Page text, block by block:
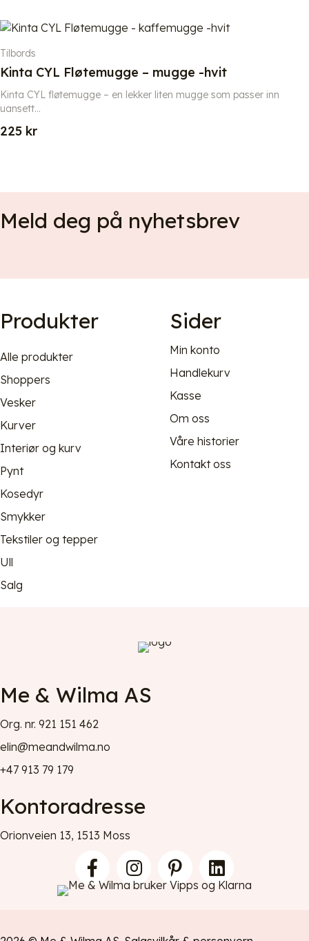
Tilbords
Kinta CYL Fløtemugge – mugge -hvit
Kinta CYL fløtemugge – en lekker liten mugge som passer inn
uansett...
225 kr
Me & Wilma AS
Org. nr. 921 151 462
elin@meandwilma.no
+47 913 79 179
Kontoradresse
Orionveien 13, 1513 Moss
Sider
Min konto
Handlekurv
Kasse
Om oss
Våre historier
Kontakt oss
Produkter
Alle produkter
Shoppers
Vesker
Kurver
Interiør og kurv
Pynt
Kosedyr
Smykker
Tekstiler og tepper
Ull
Salg
Meld deg på nyhetsbrev